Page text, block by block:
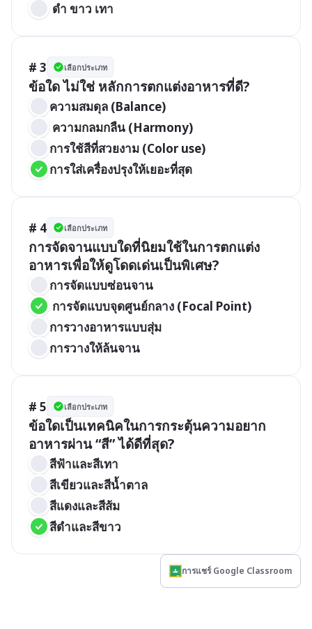
ดำ ขาว เทา
# 3 เลือกประเภท
ข้อใด ไม่ใช่ หลักการตกแต่งอาหารที่ดี?
ความสมดุล (Balance)
ความกลมกลืน (Harmony)
การใช้สีที่สวยงาม (Color use)
การใส่เครื่องปรุงให้เยอะที่สุด
# 4 เลือกประเภท
การจัดจานแบบใดที่นิยมใช้ในการตกแต่ง
อาหารเพื่อให้ดูโดดเด่นเป็นพิเศษ?
การจัดแบบซ่อนจาน
การจัดแบบจุดศูนย์กลาง (Focal Point)
การวางอาหารแบบสุ่ม
การวางให้ล้นจาน
# 5 เลือกประเภท
ข้อใดเป็นเทคนิคในการกระตุ้นความอยาก
อาหารผ่าน “สี” ได้ดีที่สุด?
สีฟ้าและสีเทา
สีเขียวและสีน้ำตาล
สีแดงและสีส้ม
สีดำและสีขาว
การแชร์ Google Classroom